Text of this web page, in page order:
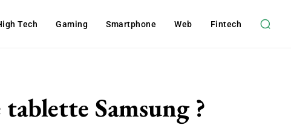
Tech Gaming Smartphone Web Fintech
Samsung ?